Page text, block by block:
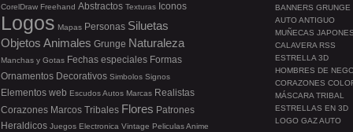
BANNERS GRUNGE
AUTO ANTIGUO
MUÑECAS
CALAVERA RSS
ESTRELLA 3D
HOMBRES DE
CORAZONES
MÁSCARA TRIBAL
ESTRELLAS EN 3D
LOGO GAZ AUTO
CorelDraw Freehand Abstractos Texturas Iconos
Logos Mapas Personas Siluetas
Objetos Animales Grunge Naturaleza
Manchas y Gotas Fechas especiales Formas
Ornamentos Decorativos Simbolos Signos
Elementos web EscudosAutos Marcas Realistas
Corazones Marcos Tribales Flores Patrones
Heraldicos Juegos Electronica Vintage PeliculasAnime